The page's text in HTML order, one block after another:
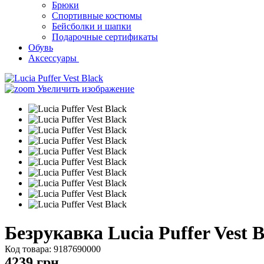
Брюки
Спортивные костюмы
Бейсболки и шапки
Подарочные сертификаты
Обувь
Аксессуары
Увеличить изображение
Безрукавка Lucia Puffer Vest
Код товара: 9187690000